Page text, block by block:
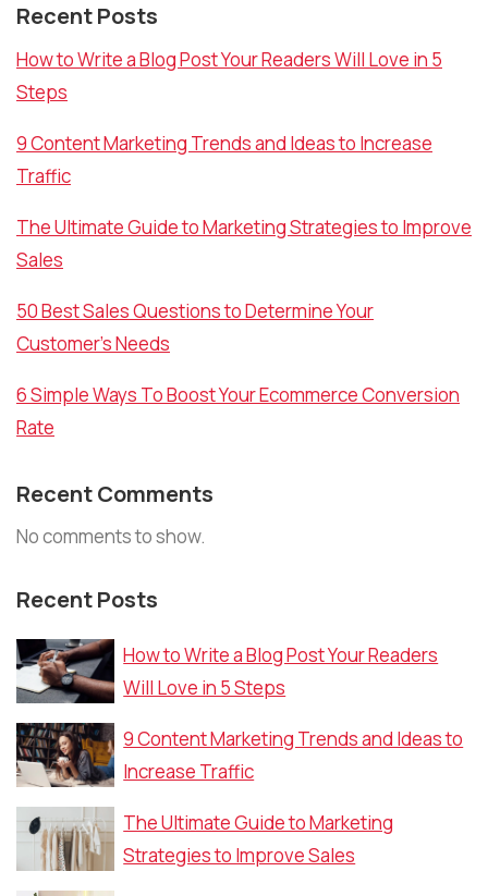
Recent Posts
How to Write a Blog Post Your Readers Will Love in 5
Steps
9 Content Marketing Trends and Ideas to Increase
Traffic
The Ultimate Guide to Marketing Strategies to Improve
Sales
50 Best Sales Questions to Determine Your
Customer’s Needs
6 Simple Ways To Boost Your Ecommerce Conversion
Rate
Recent Comments
No comments to show.
Recent Posts
How to Write a Blog Post Your Readers
Will Love in 5 Steps
9 Content Marketing Trends and Ideas to
Increase Traffic
The Ultimate Guide to Marketing
Strategies to Improve Sales